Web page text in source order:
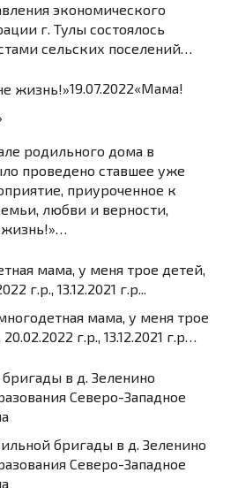
экономического
г. Тулы состоялось
сельских поселений…
19.07.2022«Мама!
родильного дома в
проведено ставшее уже
приуроченное к
любви и верности,
мама, у меня трое
г.р., 13.12.2021 г.р…
бригады в д. Зеленино
Северо-Западное